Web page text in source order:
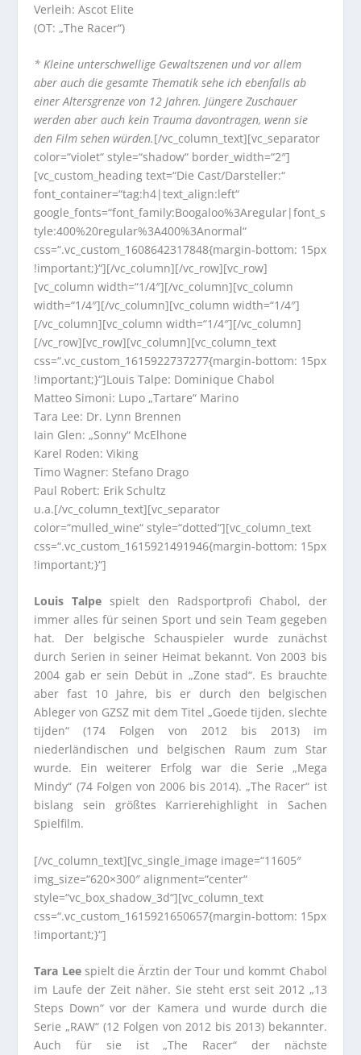
Verleih: Ascot Elite
(OT: „The Racer“)
* Kleine unterschwellige Gewaltszenen und vor allem
aber auch die gesamte Thematik sehe ich ebenfalls ab
einer Altersgrenze von 12 Jahren. Jüngere Zuschauer
werden aber auch kein Trauma davontragen, wenn sie
den Film sehen würden.[/vc_column_text][vc_separator
color=“violet“ style=“shadow“ border_width=“2″]
[vc_custom_heading text=“Die Cast/Darsteller:“
font_container=“tag:h4|text_align:left“
google_fonts=“font_family:Boogaloo%3Aregular|font_s
tyle:400%20regular%3A400%3Anormal“
css=“.vc_custom_1608642317848{margin-bottom: 15px
!important;}“][/vc_column][/vc_row][vc_row]
[vc_column width=“1/4″][/vc_column][vc_column
width=“1/4″][/vc_column][vc_column width=“1/4″]
[/vc_column][vc_column width=“1/4″][/vc_column]
[/vc_row][vc_row][vc_column][vc_column_text
css=“.vc_custom_1615922737277{margin-bottom: 15px
!important;}“]Louis Talpe: Dominique Chabol
Matteo Simoni: Lupo „Tartare“ Marino
Tara Lee: Dr. Lynn Brennen
Iain Glen: „Sonny“ McElhone
Karel Roden: Viking
Timo Wagner: Stefano Drago
Paul Robert: Erik Schultz
u.a.[/vc_column_text][vc_separator
color=“mulled_wine“ style=“dotted“][vc_column_text
css=“.vc_custom_1615921491946{margin-bottom: 15px
!important;}“]
Louis Talpe spielt den Radsportprofi Chabol, der
immer alles für seinen Sport und sein Team gegeben
hat. Der belgische Schauspieler wurde zunächst
durch Serien in seiner Heimat bekannt. Von 2003 bis
2004 gab er sein Debüt in „Zone stad“. Es brauchte
aber fast 10 Jahre, bis er durch den belgischen
Ableger von GZSZ mit dem Titel „Goede tijden, slechte
tijden“ (174 Folgen von 2012 bis 2013) im
niederländischen und belgischen Raum zum Star
wurde. Ein weiterer Erfolg war die Serie „Mega
Mindy“ (74 Folgen von 2006 bis 2014). „The Racer“ ist
bislang sein größtes Karrierehighlight in Sachen
Spielfilm.
[/vc_column_text][vc_single_image image=“11605″
img_size=“620×300″ alignment=“center“
style=“vc_box_shadow_3d“][vc_column_text
css=“.vc_custom_1615921650657{margin-bottom: 15px
!important;}“]
Tara Leespielt die Ärztin der Tour und kommt Chabol
im Laufe der Zeit näher. Sie steht erst seit 2012 „13
Steps Down“ vor der Kamera und wurde durch die
Serie „RAW“ (12 Folgen von 2012 bis 2013) bekannter.
Auch für sie ist „The Racer“ der nächste